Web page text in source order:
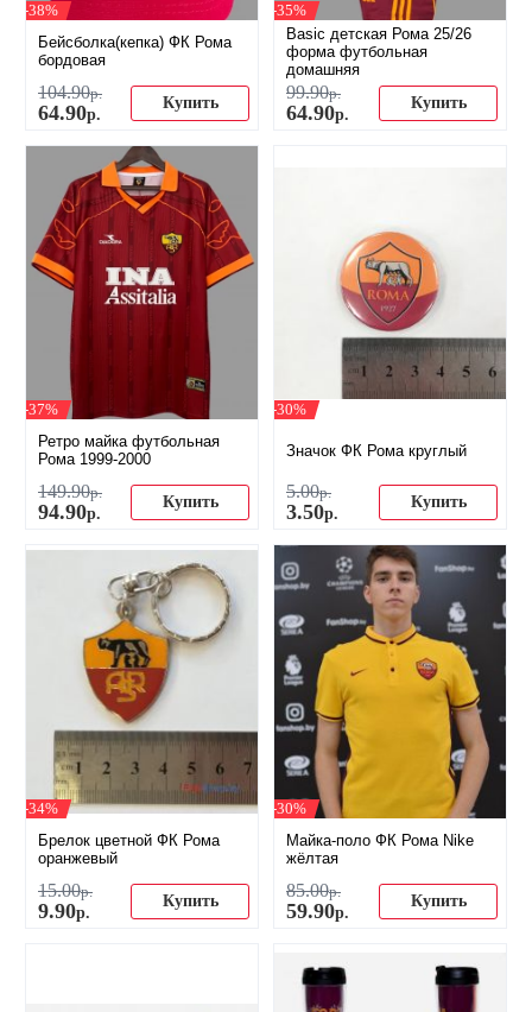
-38%
Бейсболка(кепка) ФК Рома
бордовая
104.90р.
64.90р.
Купить
-35%
Basic детская Рома 25/26
форма футбольная
домашняя
99.90р.
64.90р.
Купить
-37%
Ретро майка футбольная
Рома 1999-2000
149.90р.
94.90р.
Купить
-30%
Значок ФК Рома круглый
5.00р.
3.50р.
Купить
-34%
Брелок цветной ФК Рома
оранжевый
15.00р.
9.90р.
Купить
-30%
Майка-поло ФК Рома Nike
жёлтая
85.00р.
59.90р.
Купить